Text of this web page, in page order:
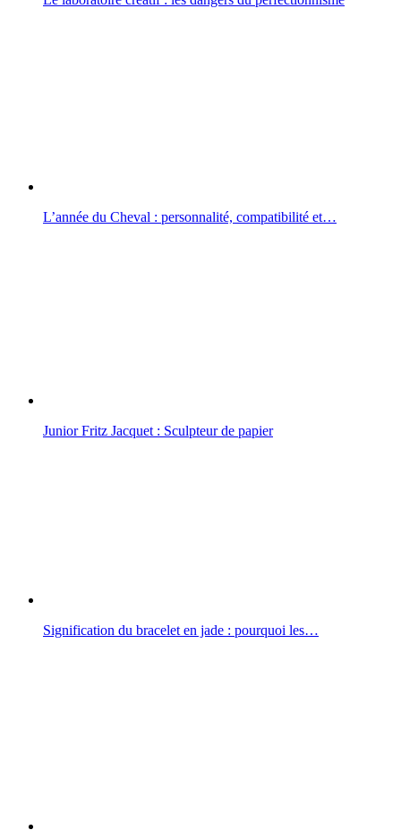
L’année du Cheval : personnalité, compatibilité et…
Junior Fritz Jacquet : Sculpteur de papier
Signification du bracelet en jade : pourquoi les…